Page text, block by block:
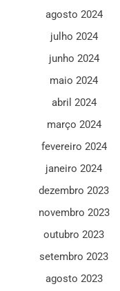
agosto 2024
julho 2024
junho 2024
maio 2024
abril 2024
março 2024
fevereiro 2024
janeiro 2024
dezembro 2023
novembro 2023
outubro 2023
setembro 2023
agosto 2023